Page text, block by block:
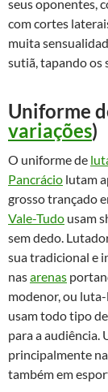
seus oponentes,
com cortes
muita
sutiã, tapando os
Uniforme
variações)
O uniforme de
Pancrácio lutam
grosso trançado
Vale-Tudo usam
sem dedo.
sua tradicional e
nasarenas
modenor, ou
usam todo tipo
para a audiência.
principalmente
também em